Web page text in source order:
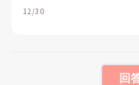
12/30
回